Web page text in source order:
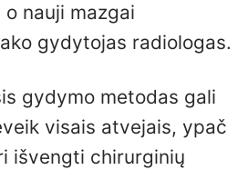
nauji mazgai
gydytojas radiologas.
gydymo metodas gali
visais atvejais, ypač
išvengti chirurginių